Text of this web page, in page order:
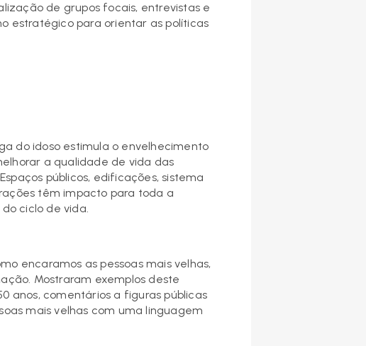
de grupos focais, entrevistas e
estratégico para orientar as políticas
do idoso estimula o envelhecimento
a qualidade de vida das
públicos, edificações, sistema
têm impacto para toda a
ciclo de vida.
encaramos as pessoas mais velhas,
Mostraram exemplos deste
anos, comentários a figuras públicas
mais velhas com uma linguagem